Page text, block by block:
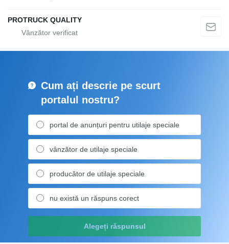
PROTRUCK QUALITY
Cum ați descrie pe scurt
portalul nostru?
portal de anunțuri pentru utilaje speciale
vânzător de utilaje speciale
producător de utilaje speciale
nu există un răspuns corect
Alegeți răspunsul